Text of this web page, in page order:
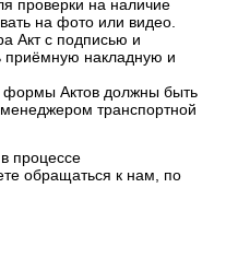
проверки на наличие
на фото или видео.
Акт с подписью и
приёмную накладную и
формы Актов должны быть
транспортной
процессе
обращаться к нам, по